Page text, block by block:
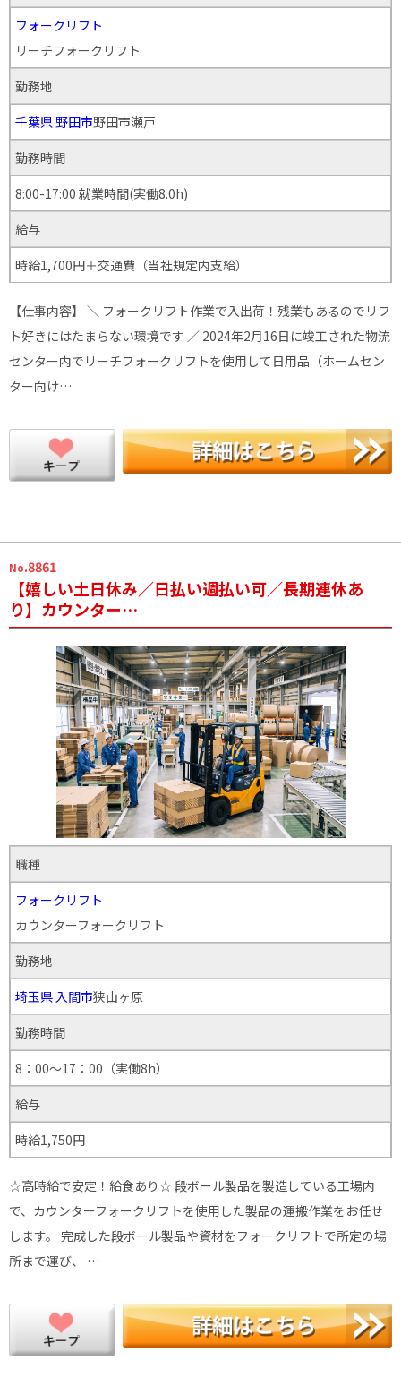
フォークリフト
リーチフォークリフト
勤務地
千葉県野田市野田市瀬戸
勤務時間
8:00-17:00 就業時間(実働8.0h)
給与
時給1,700円＋交通費（当社規定内支給）
【仕事内容】 ＼ フォークリフト作業で入出荷！残業もあるのでリフ
ト好きにはたまらない環境です ／ 2024年2月16日に竣工された物流
センター内でリーチフォークリフトを使用して日用品（ホームセン
ター向け…
No.8861
【嬉しい土日休み／日払い週払い可／長期連休あ
り】カウンター…
職種
フォークリフト
カウンターフォークリフト
勤務地
埼玉県入間市狭山ヶ原
勤務時間
8：00～17：00（実働8h）
給与
時給1,750円
☆高時給で安定！給食あり☆ 段ボール製品を製造している工場内
で、カウンターフォークリフトを使用した製品の運搬作業をお任せ
します。 完成した段ボール製品や資材をフォークリフトで所定の場
所まで運び、 …